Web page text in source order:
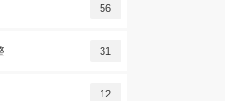
56
31
12